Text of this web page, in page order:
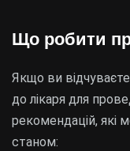
Що робити
Якщо ви
до лікаря для
рекомендацій, які
станом: